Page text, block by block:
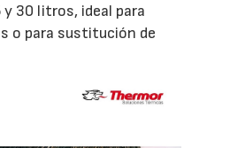
30 litros, ideal para
o para sustitución de